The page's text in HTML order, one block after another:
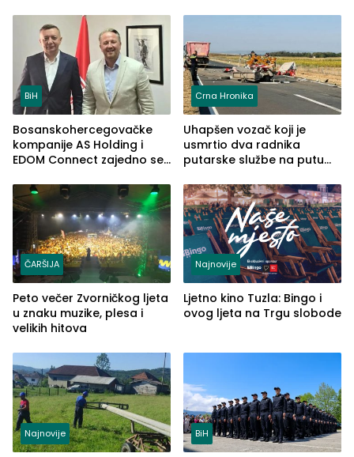
(FOTO)
BiH
Bosanskohercegovačke
kompanije AS Holding i
EDOM Connect zajedno se
Crna Hronika
Uhapšen vozač koji je
usmrtio dva radnika
putarske službe na putu
(FOTO)
ČARŠIJA
Peto večer Zvorničkog ljeta
u znaku muzike, plesa i
velikih hitova
Najnovije
Ljetno kino Tuzla: Bingo i
ovog ljeta na Trgu slobode
Najnovije BiH